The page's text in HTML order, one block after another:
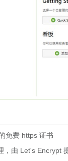
免费 https 证书
由 Let's Encrypt